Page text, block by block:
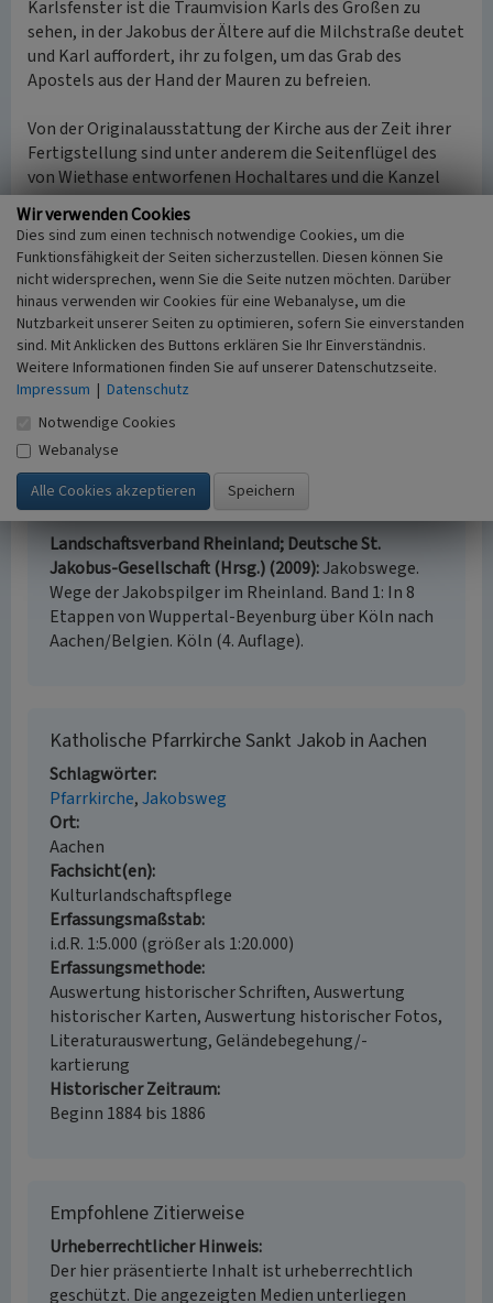
Karlsfenster ist die Traumvision Karls des Großen zu
sehen, in der Jakobus der Ältere auf die Milchstraße deutet
und Karl auffordert, ihr zu folgen, um das Grab des
Apostels aus der Hand der Mauren zu befreien.
Von der Originalausstattung der Kirche aus der Zeit ihrer
Fertigstellung sind unter anderem die Seitenflügel des
von Wiethase entworfenen Hochaltares und die Kanzel
erhalten. Aus der alten Jakobuskirche stammen der
Marienleuchter, eine maasländische Arbeit des 16.
Jahrhunderts, und die Jakobusglocke im Turm von 1401.
Vom ehemaligen Junkerstor wurde eine spätgotische
Madonna des 15. Jahrhunderts, die dort in einer Nische
gestanden hat, übernommen. Im Kirchenschatz befindet
sich ein turmartiges Ostensorium mit einer Reliquie des
Apostels Jakobus des Älteren.
(Christoph Kühn, im Auftrag des LVR-Fachbereichs
Umwelt, 2012)
Literatur
Landschaftsverband Rheinland; Deutsche St.
Jakobus-Gesellschaft (Hrsg.) (2009) Jakobswege.
Wege der Jakobspilger im Rheinland. Band 1: In 8
Etappen von Wuppertal-Beyenburg über Köln nach
Aachen/Belgien. Köln (4. Auflage).
Katholische Pfarrkirche Sankt Jakob in Aachen
Schlagwörter
Pfarrkirche Jakobsweg
Ort
Aachen
Fachsicht(en)
Kulturlandschaftspflege
Erfassungsmaßstab
i.d.R. 1:5.000 (größer als 1:20.000)
Erfassungsmethode
Auswertung historischer Schriften, Auswertung
historischer Karten, Auswertung historischer Fotos,
Literaturauswertung, Geländebegehung/-
kartierung
Historischer Zeitraum
Beginn 1884 bis 1886
Empfohlene Zitierweise
Urheberrechtlicher Hinweis
Der hier präsentierte Inhalt ist urheberrechtlich
geschützt. Die angezeigten Medien unterliegen
Wir verwenden Cookies
Dies sind zum einen technisch notwendige Cookies, um die
Funktionsfähigkeit der Seiten sicherzustellen. Diesen können Sie
nicht widersprechen, wenn Sie die Seite nutzen möchten. Darüber
hinaus verwenden wir Cookies für eine Webanalyse, um die
Nutzbarkeit unserer Seiten zu optimieren, sofern Sie einverstanden
sind. Mit Anklicken des Buttons erklären Sie Ihr Einverständnis.
Weitere Informationen finden Sie auf unserer Datenschutzseite.
Impressum | Datenschutz
Notwendige Cookies
Webanalyse